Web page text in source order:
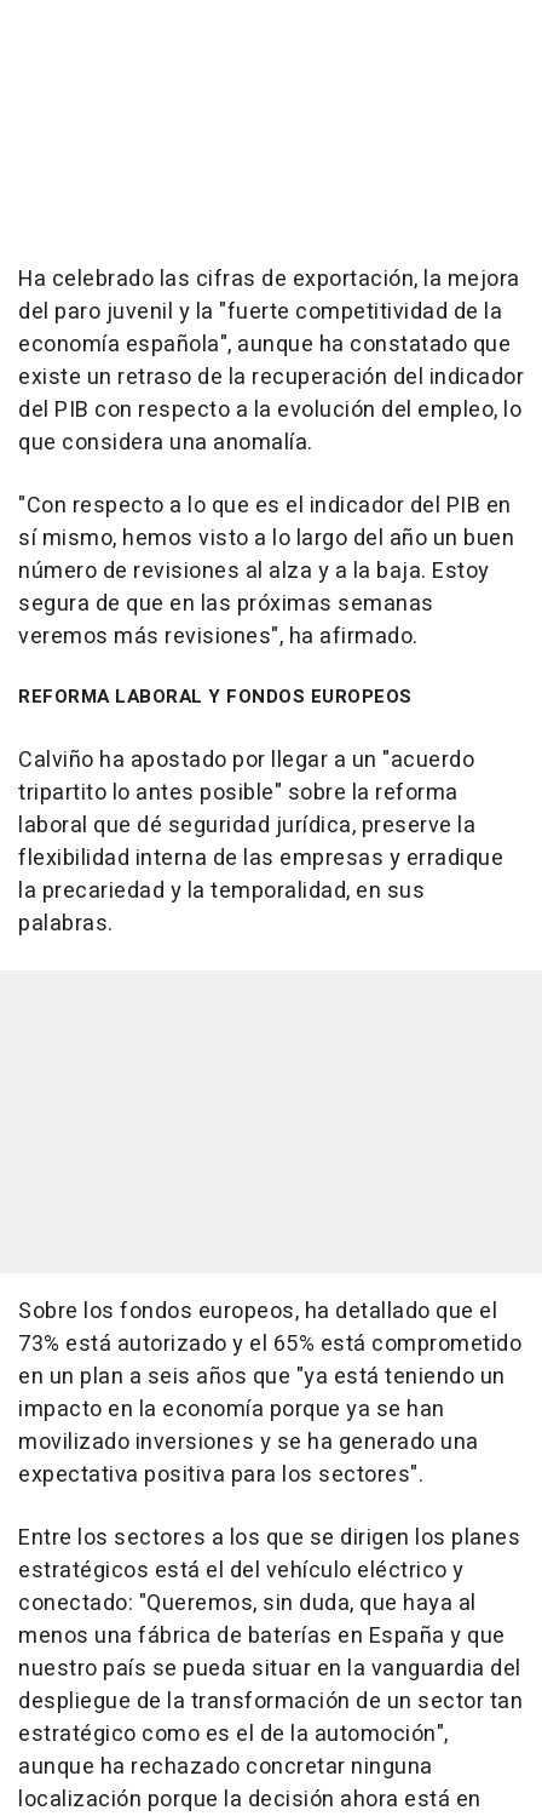
Ha celebrado las cifras de exportación, la mejora
del paro juvenil y la "fuerte competitividad de la
economía española", aunque ha constatado que
existe un retraso de la recuperación del indicador
del PIB con respecto a la evolución del empleo, lo
que considera una anomalía.
"Con respecto a lo que es el indicador del PIB en
sí mismo, hemos visto a lo largo del año un buen
número de revisiones al alza y a la baja. Estoy
segura de que en las próximas semanas
veremos más revisiones", ha afirmado.
REFORMA LABORAL Y FONDOS EUROPEOS
Calviño ha apostado por llegar a un "acuerdo
tripartito lo antes posible" sobre la reforma
laboral que dé seguridad jurídica, preserve la
flexibilidad interna de las empresas y erradique
la precariedad y la temporalidad, en sus
palabras.
Sobre los fondos europeos, ha detallado que el
73% está autorizado y el 65% está comprometido
en un plan a seis años que "ya está teniendo un
impacto en la economía porque ya se han
movilizado inversiones y se ha generado una
expectativa positiva para los sectores".
Entre los sectores a los que se dirigen los planes
estratégicos está el del vehículo eléctrico y
conectado: "Queremos, sin duda, que haya al
menos una fábrica de baterías en España y que
nuestro país se pueda situar en la vanguardia del
despliegue de la transformación de un sector tan
estratégico como es el de la automoción",
aunque ha rechazado concretar ninguna
localización porque la decisión ahora está en